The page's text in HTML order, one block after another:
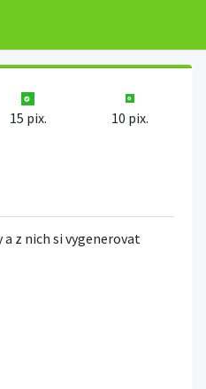
15 pix. 10 pix.
z nich si vygenerovat